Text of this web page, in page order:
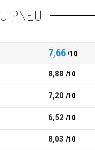
PNEU
7,66 /10
8,88 /10
7,20 /10
6,52 /10
8,03 /10